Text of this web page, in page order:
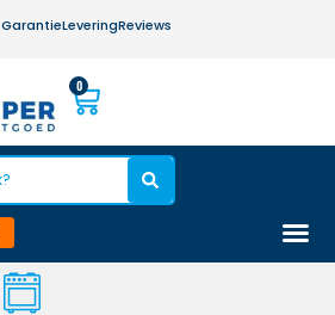
GarantieLeveringReviews
0